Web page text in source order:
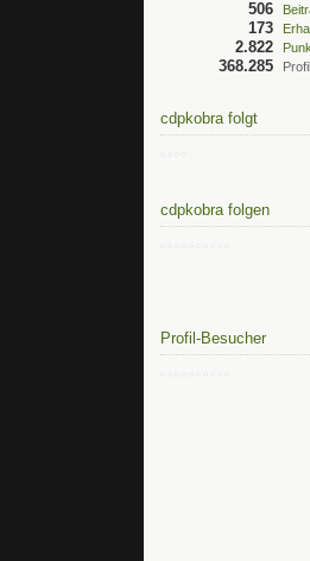
506
173
2.822
368.285
cdpkobra folgt
cdpkobra folgen
Profil-Besucher